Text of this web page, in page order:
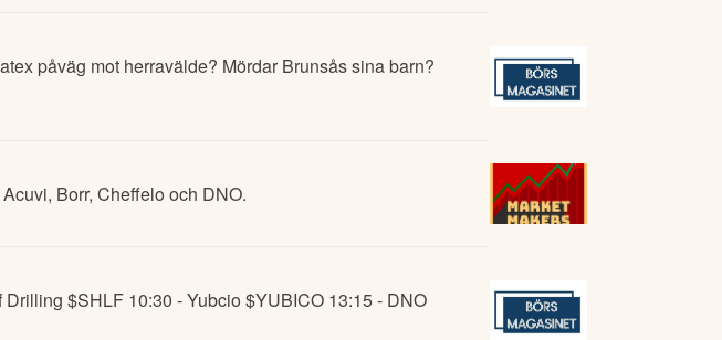
påväg mot herravälde? Mördar Brunsås sina barn?
Borr, Cheffelo och DNO.
$SHLF 10:30 - Yubcio $YUBICO 13:15 - DNO